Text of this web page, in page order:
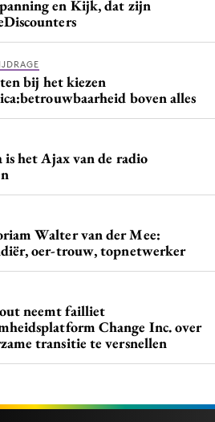
en Kijk, dat zijn
bij het kiezen
boven alles
is het Ajax van de radio
Walter van der Mee:
oer-trouw, topnetwerker
neemt failliet
Change Inc. over
transitie te versnellen